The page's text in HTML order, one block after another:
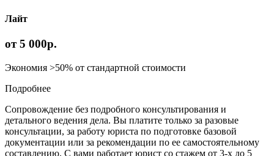
Лайт
от 5 000р.
Экономия >50% от стандартной стоимости
Подробнее
Сопровождение без подробного консультирования и
детального ведения дела. Вы платите только за разовые
консультации, за работу юриста по подготовке базовой
документации или за рекомендации по ее самостоятельному
составлению. С вами работает юрист со стажем от 3-х до 5